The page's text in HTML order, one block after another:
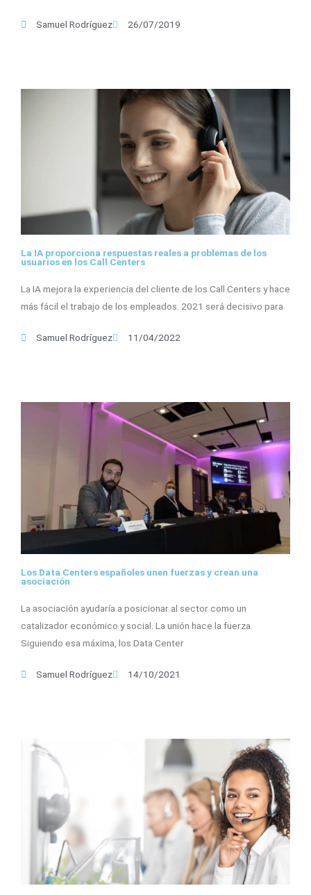
Samuel Rodríguez 26/07/2019
La IA proporciona respuestas reales a problemas de los
usuarios en los Call Centers
La IA mejora la experiencia del cliente de los Call Centers y hace
más fácil el trabajo de los empleados. 2021 será decisivo para
Samuel Rodríguez 11/04/2022
Los Data Centers españoles unen fuerzas y crean una
asociación
La asociación ayudaría a posicionar al sector como un
catalizador económico y social. La unión hace la fuerza.
Siguiendo esa máxima, los Data Center
Samuel Rodríguez 14/10/2021